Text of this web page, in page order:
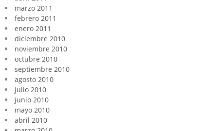
marzo 2011
febrero 2011
enero 2011
diciembre 2010
noviembre 2010
octubre 2010
septiembre 2010
agosto 2010
julio 2010
junio 2010
mayo 2010
abril 2010